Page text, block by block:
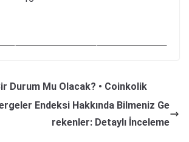
Durum Mu Olacak? • Coinkolik
Endeksi Hakkında Bilmeniz Ge
rekenler: Detaylı İnceleme